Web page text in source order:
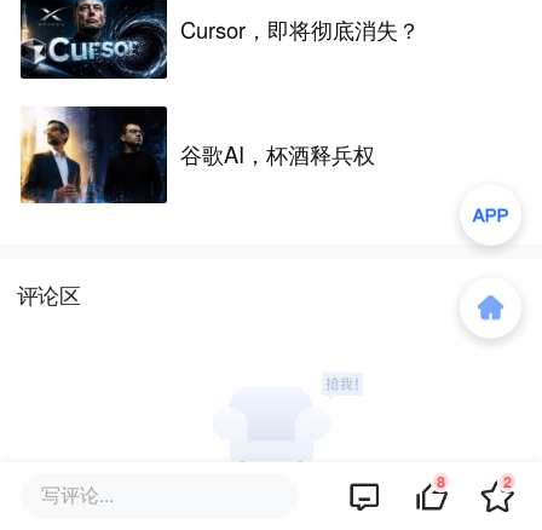
Cursor，即将彻底消失？
谷歌AI，杯酒释兵权
评论区
写评论... 8 2